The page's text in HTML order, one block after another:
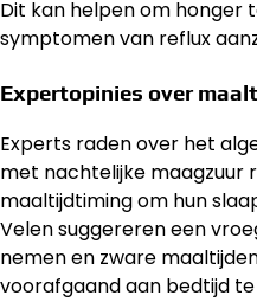
Dit kan helpen om honger
symptomen van reflux
Expertopinies over
Experts raden over het
met nachtelijke maagzuur
maaltijdtiming om hun
Velen suggereren een
nemen en zware
voorafgaand aan bedtijd